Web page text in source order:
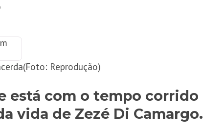
Reprodução)
está com o tempo corrido
vida de Zezé Di Camargo.